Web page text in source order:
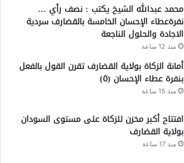
محمد عبدالله الشيخ يكتب : نصف رأي …
نفرةعطاء الإحسان الخامسة بالقضارف سردية
الاجادة والحلول الناجعة
منذ 12 ساعة
أمانة الزكاة بولاية القضارف تقرن القول بالفعل
بنفرة عطاء الإحسان (٥)
منذ 15 ساعة
افتتاح أكبر مخزن للزكاة على مستوى السودان
بولاية القضارف
منذ 17 ساعة